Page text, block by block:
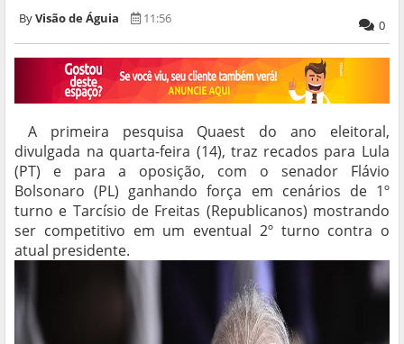
Visão de Águia 11:56 0
A primeira pesquisa Quaest do ano eleitoral,
divulgada na quarta-feira (14), traz recados para Lula
(PT) e para a oposição, com o senador Flávio
Bolsonaro (PL) ganhando força em cenários de 1º
turno e Tarcísio de Freitas (Republicanos) mostrando
ser competitivo em um eventual 2º turno contra o
atual presidente.